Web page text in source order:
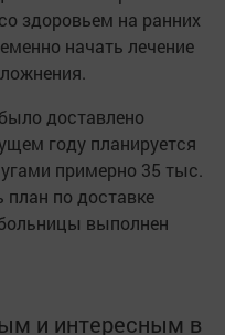
здоровьем на ранних
начать лечение
доставлено
году планируется
примерно 35 тыс.
по доставке
выполнен
и интересным в